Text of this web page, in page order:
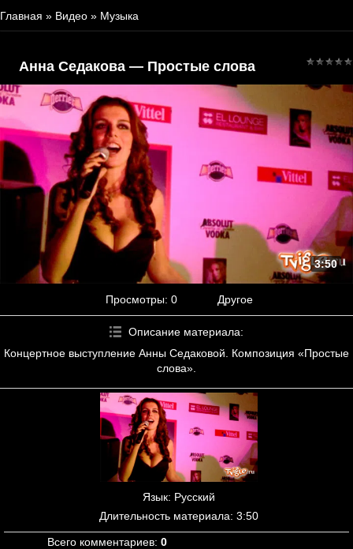
Главная » Видео » Музыка
Анна Седакова — Простые слова
3:50
Просмотры: 0 Другое
Описание материала:
Концертное выступление Анны Седаковой. Композиция «Простые
слова».
Язык: Русский
Длительность материала: 3:50
Всего комментариев: 0